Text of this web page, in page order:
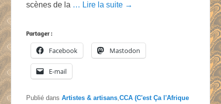
scènes de la … Lire la suite →
Partager :
Facebook Mastodon
E-mail
Publié dans Artistes & artisans,CCA (C'est Ça l'Afrique